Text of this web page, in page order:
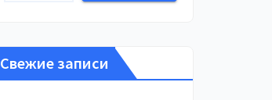
Свежие записи